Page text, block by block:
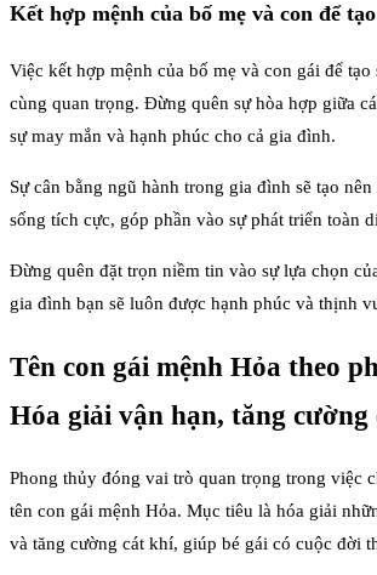
Kết hợp mệnh của bố mẹ và con để
Việc kết hợp mệnh của bố mẹ và con gái để tạo
cùng quan trọng. Đừng quên sự hòa hợp giữa
sự may mắn và hạnh phúc cho cả gia đình.
Sự cân bằng ngũ hành trong gia đình sẽ tạo
sống tích cực, góp phần vào sự phát triển toàn
Đừng quên đặt trọn niềm tin vào sự lựa chọn
gia đình bạn sẽ luôn được hạnh phúc và thịnh
Tên con gái mệnh Hỏa theo
Hóa giải vận hạn, tăng
Phong thủy đóng vai trò quan trọng trong việc
tên con gái mệnh Hỏa. Mục tiêu là hóa giải
và tăng cường cát khí, giúp bé gái có cuộc đời